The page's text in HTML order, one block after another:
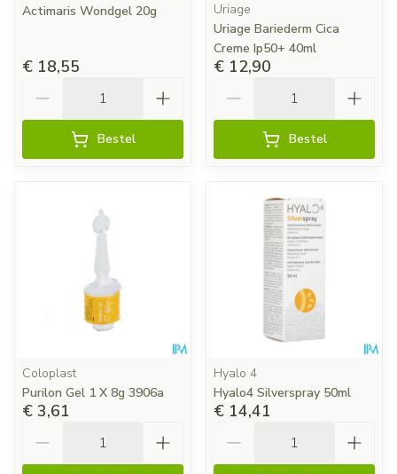
Actimaris Wondgel 20g
€ 18,55
Bestel
Uriage
Uriage Bariederm Cica
Creme Ip50+ 40ml
€ 12,90
Bestel
Coloplast
Purilon Gel 1 X 8g 3906a
€ 3,61
Hyalo 4
Hyalo4 Silverspray 50ml
€ 14,41